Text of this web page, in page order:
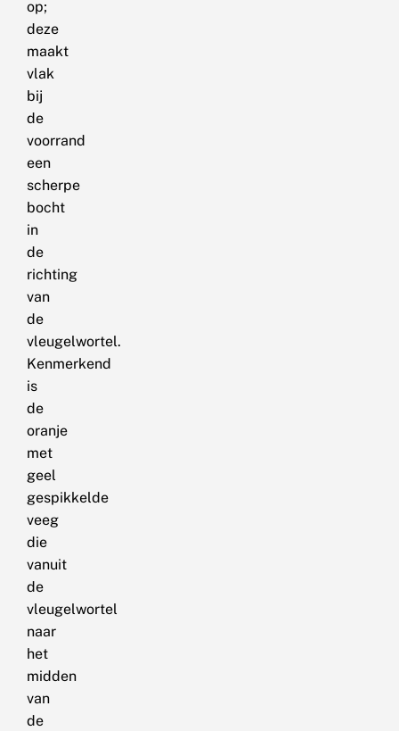
op;
deze
maakt
vlak
bij
de
voorrand
een
scherpe
bocht
in
de
richting
van
de
vleugelwortel.
Kenmerkend
is
de
oranje
met
geel
gespikkelde
veeg
die
vanuit
de
vleugelwortel
naar
het
midden
van
de